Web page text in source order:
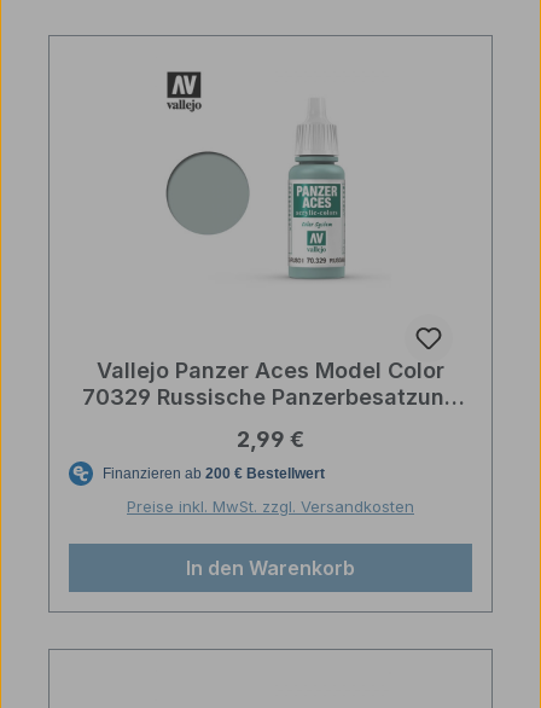
Vallejo Panzer Aces Model Color
70329 Russische Panzerbesatzung
Regulärer Preis:
2,99 €
Preise inkl. MwSt. zzgl. Versandkosten
In den Warenkorb